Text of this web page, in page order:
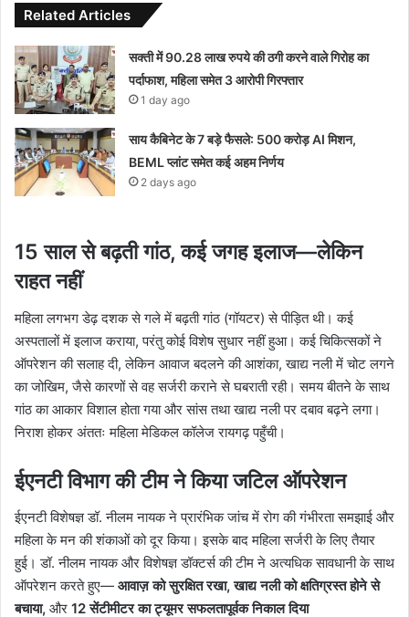
Related Articles
सक्ती में 90.28 लाख रुपये की ठगी करने वाले गिरोह का
पर्दाफाश, महिला समेत 3 आरोपी गिरफ्तार
1 day ago
साय कैबिनेट के 7 बड़े फैसले: 500 करोड़ AI मिशन,
BEML प्लांट समेत कई अहम निर्णय
2 days ago
15 साल से बढ़ती गांठ, कई जगह इलाज—लेकिन
राहत नहीं
महिला लगभग डेढ़ दशक से गले में बढ़ती गांठ (गॉयटर) से पीड़ित थी। कई
अस्पतालों में इलाज कराया, परंतु कोई विशेष सुधार नहीं हुआ। कई चिकित्सकों ने
ऑपरेशन की सलाह दी, लेकिन आवाज बदलने की आशंका, खाद्य नली में चोट लगने
का जोखिम, जैसे कारणों से वह सर्जरी कराने से घबराती रही। समय बीतने के साथ
गांठ का आकार विशाल होता गया और सांस तथा खाद्य नली पर दबाव बढ़ने लगा।
निराश होकर अंततः महिला मेडिकल कॉलेज रायगढ़ पहुँची।
ईएनटी विभाग की टीम ने किया जटिल ऑपरेशन
ईएनटी विशेषज्ञ डॉ. नीलम नायक ने प्रारंभिक जांच में रोग की गंभीरता समझाई और
महिला के मन की शंकाओं को दूर किया। इसके बाद महिला सर्जरी के लिए तैयार
हुई। डॉ. नीलम नायक और विशेषज्ञ डॉक्टर्स की टीम ने अत्यधिक सावधानी के साथ
ऑपरेशन करते हुए— आवाज़ को सुरक्षित रखा,खाद्य नली को क्षतिग्रस्त होने से
बचाया, और 12 सेंटीमीटर का ट्यूमर सफलतापूर्वक निकाल दिया